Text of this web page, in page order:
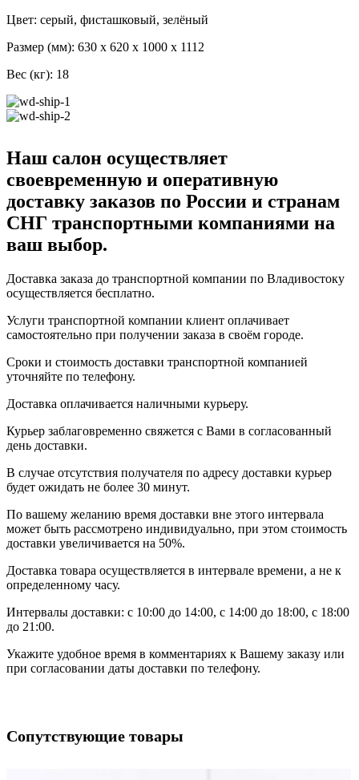
Цвет: серый, фисташковый, зелёный
Размер (мм): 630 x 620 x 1000 x 1112
Вес (кг): 18
Наш салон осуществляет
своевременную и оперативную
доставку заказов по России и странам
СНГ транспортными компаниями на
ваш выбор.
Доставка заказа до транспортной компании по Владивостоку
осуществляется бесплатно.
Услуги транспортной компании клиент оплачивает
самостоятельно при получении заказа в своём городе.
Сроки и стоимость доставки транспортной компанией
уточняйте по телефону.
Доставка оплачивается наличными курьеру.
Курьер заблаговременно свяжется с Вами в согласованный
день доставки.
В случае отсутствия получателя по адресу доставки курьер
будет ожидать не более 30 минут.
По вашему желанию время доставки вне этого интервала
может быть рассмотрено индивидуально, при этом стоимость
доставки увеличивается на 50%.
Доставка товара осуществляется в интервале времени, а не к
определенному часу.
Интервалы доставки: с 10:00 до 14:00, с 14:00 до 18:00, с 18:00
до 21:00.
Укажите удобное время в комментариях к Вашему заказу или
при согласовании даты доставки по телефону.
Сопутствующие товары